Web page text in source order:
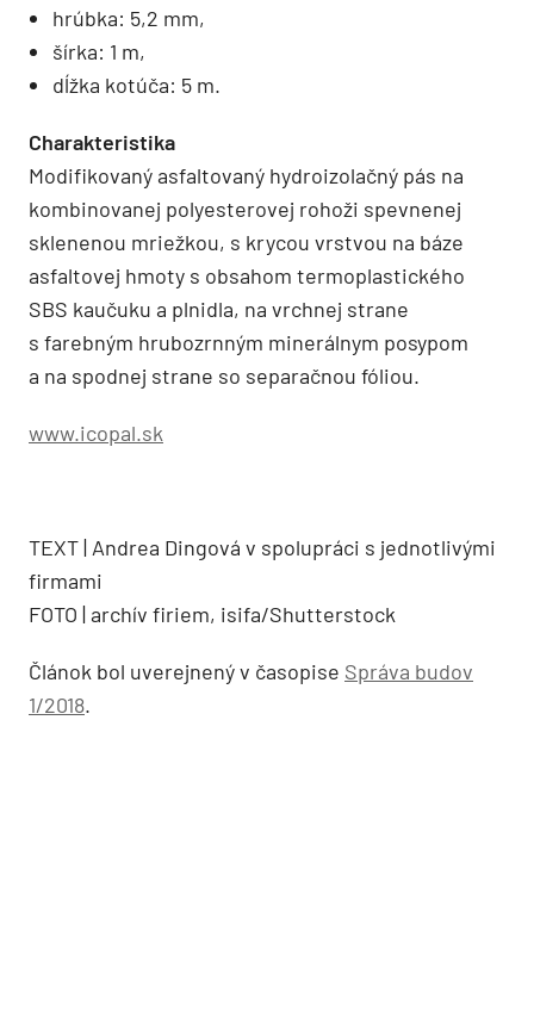
hrúbka: 5,2 mm,
šírka: 1 m,
dĺžka kotúča: 5 m.
Charakteristika
Modifikovaný asfaltovaný hydroizolačný pás na
kombinovanej polyesterovej rohoži spevnenej
sklenenou mriežkou, s krycou vrstvou na báze
asfaltovej hmoty s obsahom termoplastického
SBS kaučuku a plnidla, na vrchnej strane
s farebným hrubozrnným minerálnym posypom
a na spodnej strane so separačnou fóliou.
www.icopal.sk
TEXT | Andrea Dingová v spolupráci s jednotlivými
firmami
FOTO | archív firiem, isifa/Shutterstock
Článok bol uverejnený v časopise Správa budov
1/2018.